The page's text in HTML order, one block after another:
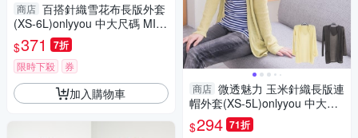
商店 百搭針織雪花布長版外套
(XS-6L)onlyyou 中大尺碼 MIT
台灣製 【A3602】
$371 7折
限時下殺 券
加入購物車 商店 微透魅力 玉米針織長版連
帽外套(XS-5L)onlyyou 中大尺
碼 MIT台灣製 【A3567】
$294 71折